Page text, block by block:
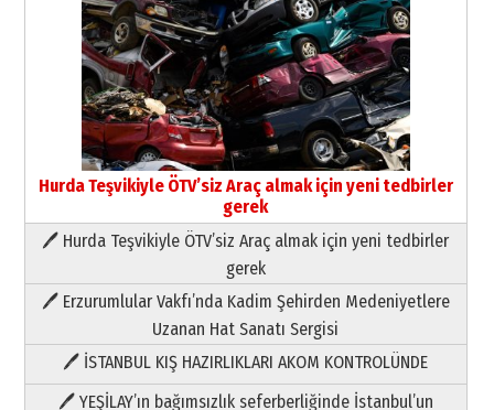
Hurda Teşvikiyle ÖTV’siz Araç almak için yeni tedbirler
gerek
🖊 Hurda Teşvikiyle ÖTV’siz Araç almak için yeni tedbirler
gerek
🖊 Erzurumlular Vakfı’nda Kadim Şehirden Medeniyetlere
Uzanan Hat Sanatı Sergisi
🖊 İSTANBUL KIŞ HAZIRLIKLARI AKOM KONTROLÜNDE
🖊 YEŞİLAY’ın bağımsızlık seferberliğinde İstanbul’un
Paranın Aile Kültüründeki Yeri
03 Ağustos 2026 Pazartesi
Yıldırım Gündoğdu
HAVVA’NIN ÜÇ KIZI